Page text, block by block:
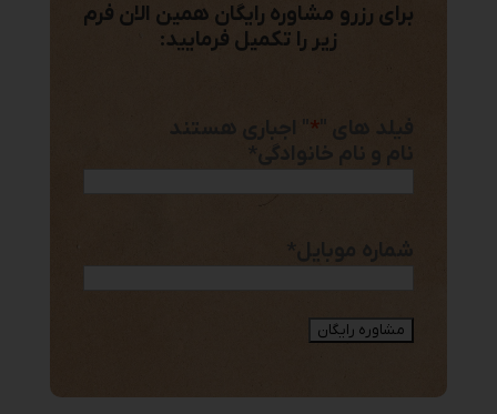
برای رزرو مشاوره رایگان همین الان فرم
زیر را تکمیل فرمایید:
فیلد های " *" اجباری هستند
نام و نام خانوادگی *
شماره موبایل*